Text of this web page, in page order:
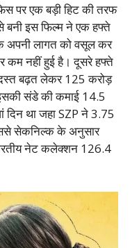
पर एक बड़ी हिट की तरफ
बनी इस फिल्म ने एक हफ्ते
अपनी लागत को वसूल कर
कम नहीं हुई है। दूसरे हफ्ते
बढ़त लेकर 125 करोड़
संडे की कमाई 14.5
दिन था जहा SZP ने 3.75
सेकनिल्क के अनुसार
नेट कलेक्शन 126.4